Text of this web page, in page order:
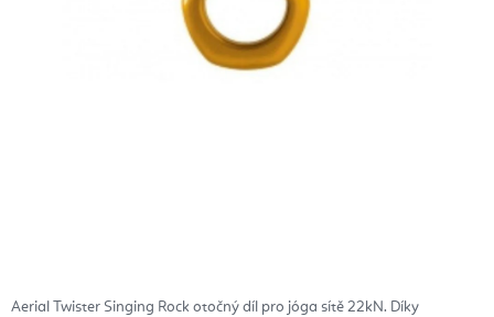
Aerial Twister Singing Rock otočný díl pro jóga sítě 22kN. Díky